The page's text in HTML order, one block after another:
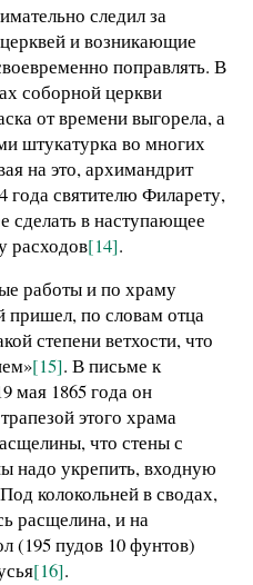
следил за
и возникающие
поправлять. В
соборной церкви
от времени выгорела, а
штукатурка во многих
на это, архимандрит
года святителю Филарету,
сделать в наступающее
расходов[14].
работы и по храму
пришел, по словам отца
степени ветхости, что
[15]. В письме к
мая 1865 года он
этого храма
что стены с
надо укрепить, входную
колокольней в сводах,
расщелина, и на
(195 пудов 10 фунтов)
[16].